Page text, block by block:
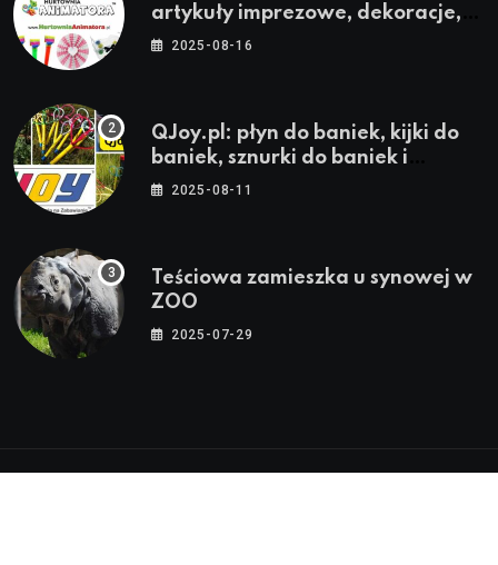
artykuły imprezowe, dekoracje,
stroje i akcesoria dla animatorów
2025-08-16
QJoy.pl: płyn do baniek, kijki do
baniek, sznurki do baniek i
zestawy do baniek
2025-08-11
Teściowa zamieszka u synowej w
ZOO
2025-07-29